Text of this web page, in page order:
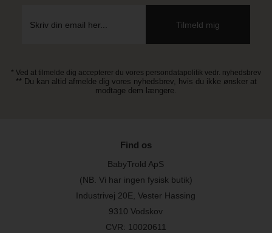
* Ved at tilmelde dig accepterer du vores persondatapolitik vedr. nyhedsbrev
** Du kan altid afmelde dig vores nyhedsbrev, hvis du ikke ønsker at
modtage dem længere.
Find os
BabyTrold ApS
(NB. Vi har ingen fysisk butik)
Industrivej 20E, Vester Hassing
9310 Vodskov
CVR: 10020611